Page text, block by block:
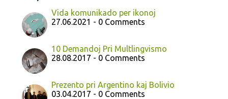
Vida komunikado per ikonoj
27.06.2021 - 0 Comments
10 Demandoj Pri Multlingvismo
28.08.2017 - 0 Comments
Prezento pri Argentino kaj Bolivio
03.04.2017 - 0 Comments